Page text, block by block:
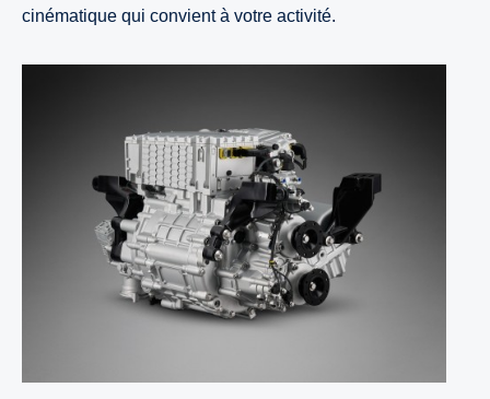
cinématique qui convient à votre activité.